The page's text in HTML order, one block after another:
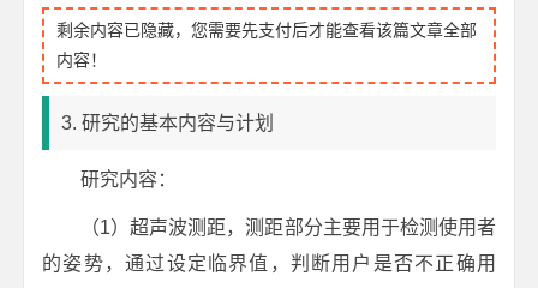
剩余内容已隐藏，您需要先支付后才能查看该篇文章全部
内容！
3. 研究的基本内容与计划
研究内容：
（1）超声波测距，测距部分主要用于检测使用者
的姿势，通过设定临界值，判断用户是否不正确用